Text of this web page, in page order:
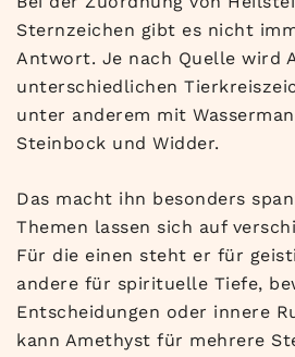
Sternzeichen gibt es nicht
Antwort. Je nach Quelle wird
unterschiedlichen
unter anderem mit
Steinbock und Widder.
Das macht ihn besonders
Themen lassen sich auf
Für die einen steht er für
andere für spirituelle Tiefe,
Entscheidungen oder innere
kann Amethyst für mehrere